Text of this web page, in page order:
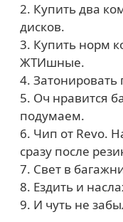
2. Купить два
дисков.
3. Купить норм
ЖТИшные.
4.
5. Оч нравится
подумаем.
6. Чип от Revo.
сразу после
7. Свет в
8. Ездить и
9. И чуть не